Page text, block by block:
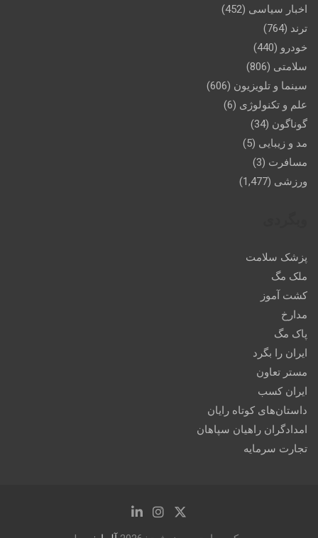
اخبار سیاسی (452)
ترند (764)
خودرو (440)
سلامتی (806)
سینما و تلویزیون (606)
علم و تکنولوژی (6)
گوناگون (34)
مد و زیبایی (5)
مسافرت (3)
ورزشی (1,477)
پزشک سلامت
ملک مگ
کشت آموز
مدارخ
پاک مگ
ایران را بگرد
مستر تعاون
ایران کسب
داستان‌های کوتاه رایان
امدادگران راهیان سپاهان
تجارت سرمایه